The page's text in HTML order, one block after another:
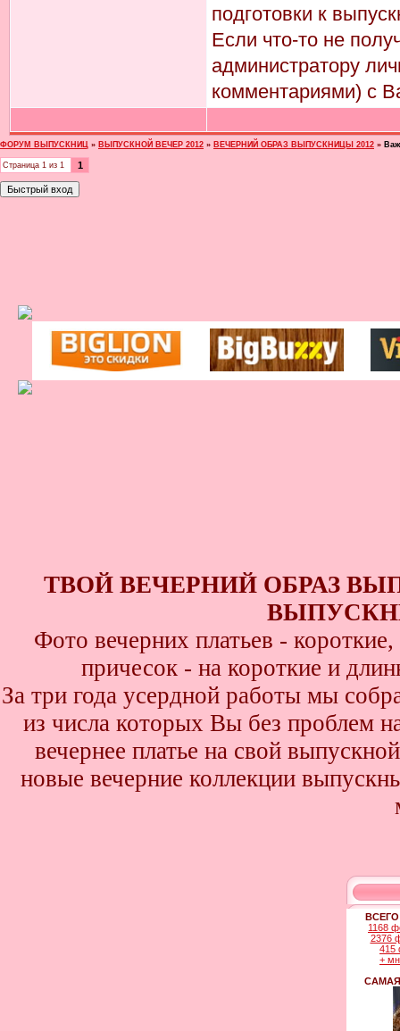
подготовки к
Если что-то не
администратору
комментариями) с
ФОРУМ ВЫПУСКНИЦ » ВЫПУСКНОЙ ВЕЧЕР 2012 » ВЕЧЕРНИЙ ОБРАЗ ВЫПУСКНИЦЫ 2012 »
Страница 1 из 1 1
ТВОЙ ВЕЧЕРНИЙ ОБРАЗ
Фото вечерних платьев -
причесок - на короткие и
За три года усердной работы мы
из числа которых Вы без проблем
вечернее платье на свой
новые вечерние коллекции
1168
2376
415
+